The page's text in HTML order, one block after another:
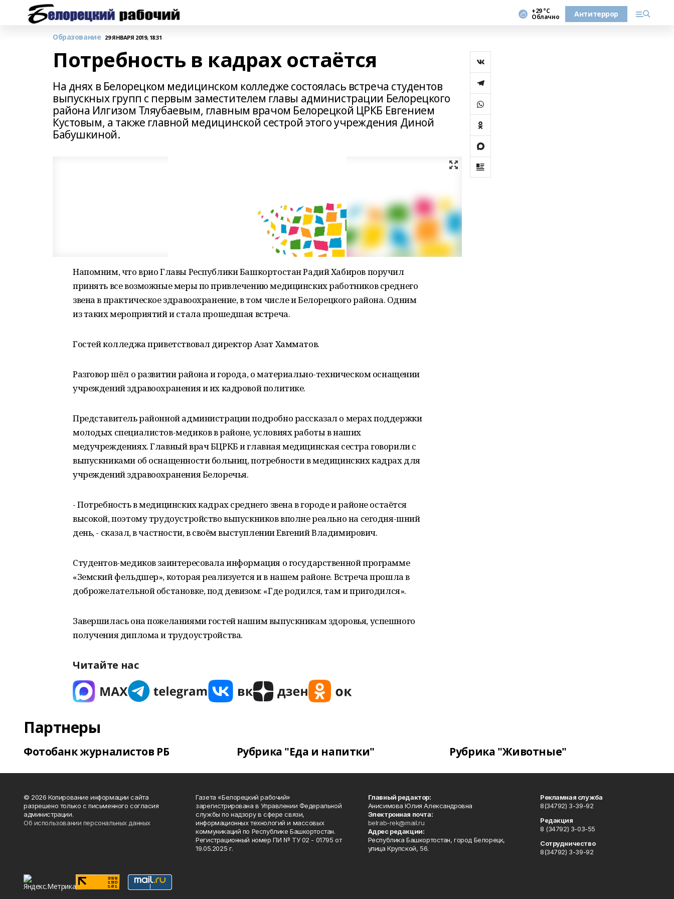
+29 °С
Облачно Антитеррор
Образование 29 ЯНВАРЯ 2019, 18:31
Потребность в кадрах остаётся
На днях в Белорецком медицинском колледже состоялась встреча студентов
выпускных групп с первым заместителем главы администрации Белорецкого
района Илгизом Тляубаевым, главным врачом Белорецкой ЦРКБ Евгением
Кустовым, а также главной медицинской сестрой этого учреждения Диной
Бабушкиной.
Напомним, что врио Главы Республики Башкортостан Радий Хабиров поручил
принять все возможные меры по привлечению медицинских работников среднего
звена в практическое здравоохранение, в том числе и Белорецкого района. Одним
из таких мероприятий и стала прошедшая встреча.
Гостей колледжа приветствовал директор Азат Хамматов.
Разговор шёл о развитии района и города, о материально-техническом оснащении
учреждений здравоохранения и их кадровой политике.
Представитель районной администрации подробно рассказал о мерах поддержки
молодых специалистов-медиков в районе, условиях работы в наших
медучреждениях. Главный врач БЦРКБ и главная медицинская сестра говорили с
выпускниками об оснащенности больниц, потребности в медицинских кадрах для
учреждений здравоохранения Белоречья.
- Потребность в медицинских кадрах среднего звена в городе и районе остаётся
высокой, поэтому трудоустройство выпускников вполне реально на сегодня-шний
день, - сказал, в частности, в своём выступлении Евгений Владимирович.
Студентов-медиков заинтересовала информация о государственной программе
«Земский фельдшер», которая реализуется и в нашем районе. Встреча прошла в
доброжелательной обстановке, под девизом: «Где родился, там и пригодился».
Завершилась она пожеланиями гостей нашим выпускникам здоровья, успешного
получения диплома и трудоустройства.
Читайте нас
Партнеры
Фотобанк журналистов РБ Рубрика "Еда и напитки" Рубрика "Животные"
© 2026 Копирование информации сайта
разрешено только с письменного согласия
администрации.
Об использовании персональных данных
Газета «Белорецкий рабочий»
зарегистрирована в Управлении Федеральной
службы по надзору в сфере связи,
информационных технологий и массовых
коммуникаций по Республике Башкортостан.
Регистрационный номер ПИ № ТУ 02 - 01795 от
19.05.2025 г.
Главный редактор:
Анисимова Юлия Александровна
Электронная почта:
belrab-rek@mail.ru
Адрес редакции:
Республика Башкортостан, город Белорецк,
улица Крупской, 56.
Рекламная служба
8(34792) 3-39-92
Редакция
8 (34792) 3-03-55
Сотрудничество
8(34792) 3-39-92